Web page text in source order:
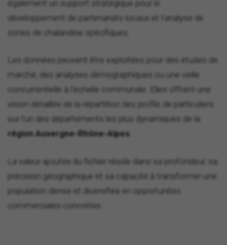
également un support stratégique pour le
développement de partenariats locaux et l'analyse de
zones de chalandise spécifiques.
Les données peuvent être exploitées pour des études de
marché, des analyses démographiques ou une veille
concurrentielle à l'échelle communale. Elles offrent une
vision détaillée de la répartition des profils de particuliers
sur l'un des départements les plus dynamiques de la
région Auvergne-Rhône-Alpes
La valeur ajoutée du fichier réside dans sa profondeur, sa
précision géographique et sa capacité à transformer une
population dense et diversifiée en opportunités
commerciales concrètes.